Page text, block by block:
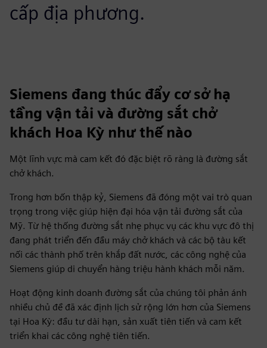
cấp địa phương.
Siemens đang thúc đẩy cơ sở hạ
tầng vận tải và đường sắt chở
khách Hoa Kỳ như thế nào
Một lĩnh vực mà cam kết đó đặc biệt rõ ràng là đường sắt
chở khách.
Trong hơn bốn thập kỷ, Siemens đã đóng một vai trò quan
trọng trong việc giúp hiện đại hóa vận tải đường sắt của
Mỹ. Từ hệ thống đường sắt nhẹ phục vụ các khu vực đô thị
đang phát triển đến đầu máy chở khách và các bộ tàu kết
nối các thành phố trên khắp đất nước, các công nghệ của
Siemens giúp di chuyển hàng triệu hành khách mỗi năm.
Hoạt động kinh doanh đường sắt của chúng tôi phản ánh
nhiều chủ đề đã xác định lịch sử rộng lớn hơn của Siemens
tại Hoa Kỳ: đầu tư dài hạn, sản xuất tiên tiến và cam kết
triển khai các công nghệ tiên tiến.